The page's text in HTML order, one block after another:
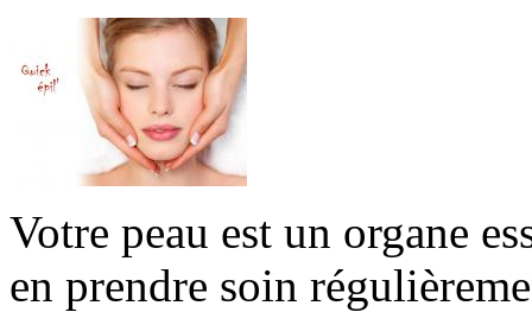
Votre peau est un organe
en prendre soin